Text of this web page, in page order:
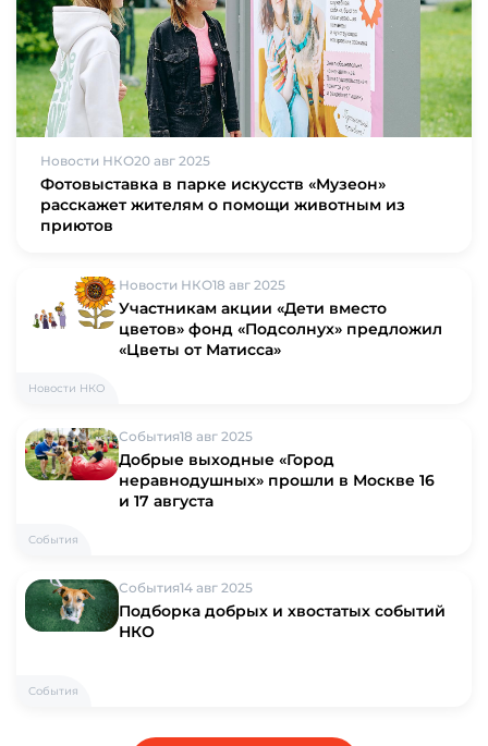
Новости НКО20 авг 2025
Фотовыставка в парке искусств «Музеон»
расскажет жителям о помощи животным из
приютов
Новости НКО
Новости НКО18 авг 2025
Участникам акции «Дети вместо
цветов» фонд «Подсолнух» предложил
«Цветы от Матисса»
События
События18 авг 2025
Добрые выходные «Город
неравнодушных» прошли в Москве 16
и 17 августа
События
События14 авг 2025
Подборка добрых и хвостатых событий
НКО